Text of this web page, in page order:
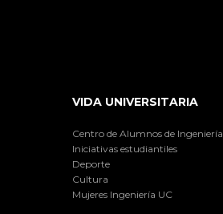
VIDA UNIVERSITARIA
Centro de Alumnos de Ingeniería
Iniciativas estudiantiles
Deporte
Cultura
Mujeres Ingeniería UC